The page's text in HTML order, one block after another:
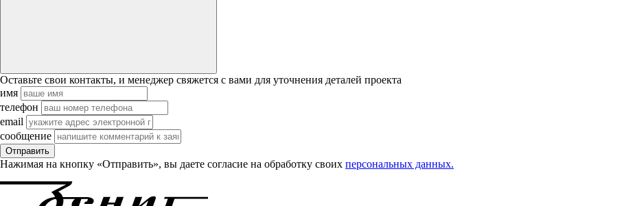
Оставьте свои контакты, и менеджер свяжется с вами для уточнения деталей проекта
имя
телефон
email
сообщение
Отправить
Нажимая на кнопку «Отправить», вы даете согласие на обработку своих персональных данных.